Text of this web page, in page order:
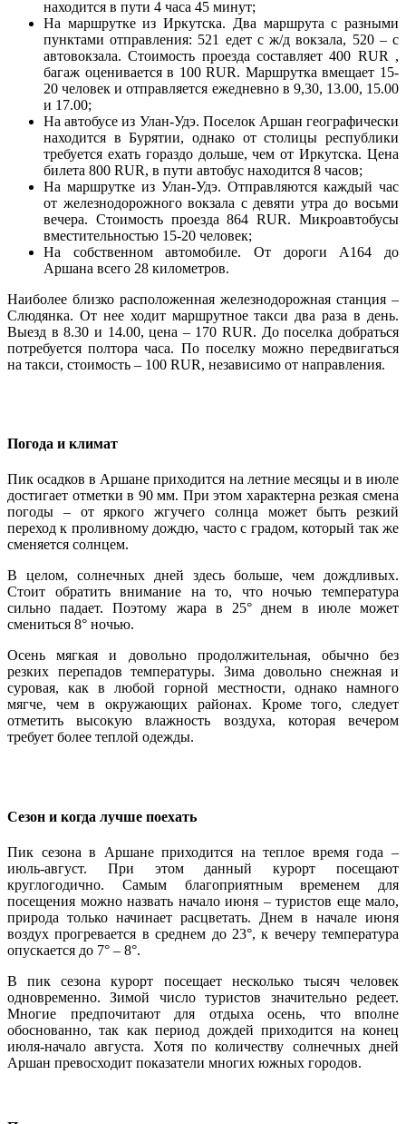
находится в пути 4 часа 45 минут;
На маршрутке из Иркутска. Два маршрута с разными
пунктами отправления: 521 едет с ж/д вокзала, 520 – с
автовокзала. Стоимость проезда составляет 400 RUR ,
багаж оценивается в 100 RUR. Маршрутка вмещает 15-
20 человек и отправляется ежедневно в 9,30, 13.00, 15.00
и 17.00;
На автобусе из Улан-Удэ. Поселок Аршан географически
находится в Бурятии, однако от столицы республики
требуется ехать гораздо дольше, чем от Иркутска. Цена
билета 800 RUR, в пути автобус находится 8 часов;
На маршрутке из Улан-Удэ. Отправляются каждый час
от железнодорожного вокзала с девяти утра до восьми
вечера. Стоимость проезда 864 RUR. Микроавтобусы
вместительностью 15-20 человек;
На собственном автомобиле. От дороги А164 до
Аршана всего 28 километров.
Наиболее близко расположенная железнодорожная станция –
Слюдянка. От нее ходит маршрутное такси два раза в день.
Выезд в 8.30 и 14.00, цена – 170 RUR. До поселка добраться
потребуется полтора часа. По поселку можно передвигаться
на такси, стоимость – 100 RUR, независимо от направления.
Погода и климат
Пик осадков в Аршане приходится на летние месяцы и в июле
достигает отметки в 90 мм. При этом характерна резкая смена
погоды – от яркого жгучего солнца может быть резкий
переход к проливному дождю, часто с градом, который так же
сменяется солнцем.
В целом, солнечных дней здесь больше, чем дождливых.
Стоит обратить внимание на то, что ночью температура
сильно падает. Поэтому жара в 25° днем в июле может
смениться 8° ночью.
Осень мягкая и довольно продолжительная, обычно без
резких перепадов температуры. Зима довольно снежная и
суровая, как в любой горной местности, однако намного
мягче, чем в окружающих районах. Кроме того, следует
отметить высокую влажность воздуха, которая вечером
требует более теплой одежды.
Сезон и когда лучше поехать
Пик сезона в Аршане приходится на теплое время года –
июль-август. При этом данный курорт посещают
круглогодично. Самым благоприятным временем для
посещения можно назвать начало июня – туристов еще мало,
природа только начинает расцветать. Днем в начале июня
воздух прогревается в среднем до 23°, к вечеру температура
опускается до 7° – 8°.
В пик сезона курорт посещает несколько тысяч человек
одновременно. Зимой число туристов значительно редеет.
Многие предпочитают для отдыха осень, что вполне
обоснованно, так как период дождей приходится на конец
июля-начало августа. Хотя по количеству солнечных дней
Аршан превосходит показатели многих южных городов.